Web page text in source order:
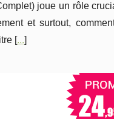
joue un rôle
et surtout,
[...]